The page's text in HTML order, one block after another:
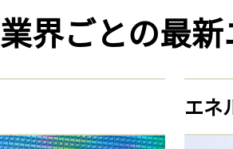
業界ごとの最
エネ